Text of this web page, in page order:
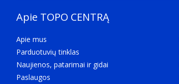
Apie TOPO CENTRĄ
Apie mus
Parduotuvių tinklas
Naujienos, patarimai ir gidai
Paslaugos